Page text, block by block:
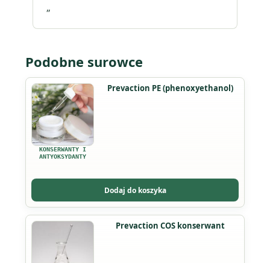
„
Podobne surowce
KONSERWANTY I
ANTYOKSYDANTY
Prevaction PE (phenoxyethanol)
Dodaj do koszyka
Ten
produkt
ma
wiele
wariantów.
Opcje
na
stronie
produktu
Prevaction COS konserwant